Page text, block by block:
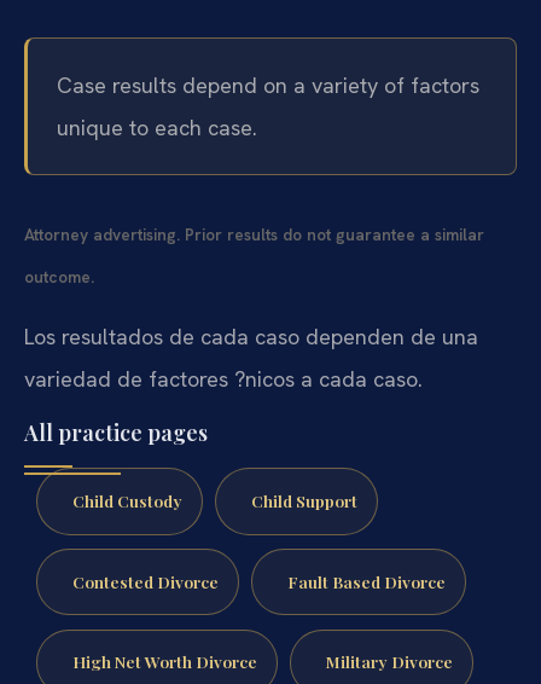
Case results depend on a variety of factors
unique to each case.
Attorney advertising. Prior results do not guarantee a similar
outcome.
Los resultados de cada caso dependen de una
variedad de factores ?nicos a cada caso.
All practice pages
Child Custody Child Support
Contested Divorce Fault Based Divorce
High Net Worth Divorce Military Divorce